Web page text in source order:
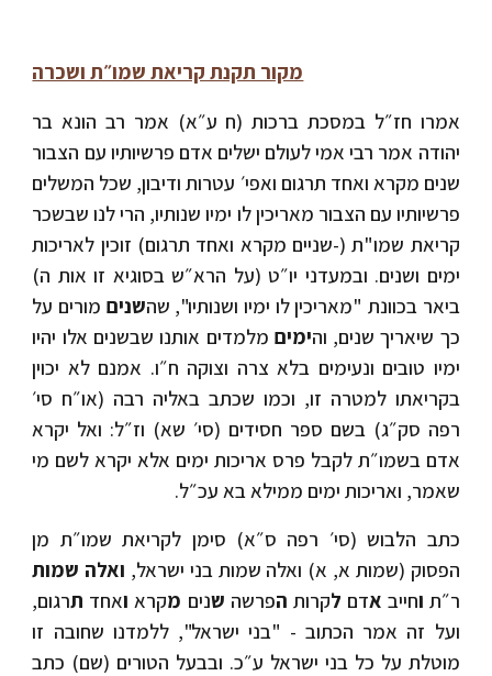
מקור תקנת קריאת שמו״ת ושכרה
אמרו חז״ל במסכת ברכות (ח ע״א) אמר רב הונא בר
יהודה אמר רבי אמי לעולם ישלים אדם פרשיותיו עם הצבור
שנים מקרא ואחד תרגום ואפי׳ עטרות ודיבון, שכל המשלים
פרשיותיו עם הצבור מאריכין לו ימיו שנותיו, הרי לנו שבשכר
קריאת שמו"ת (-שניים מקרא ואחד תרגום) זוכין לאריכות
ימים ושנים. ובמעדני יו״ט (על הרא״ש בסוגיא זו אות ה)
ביאר בכוונת "מאריכין לו ימיו ושנותיו", שהשנים מורים על
כך שיאריך שנים, והימים מלמדים אותנו שבשנים אלו יהיו
ימיו טובים ונעימים בלא צרה וצוקה ח״ו. אמנם לא יכוין
בקריאתו למטרה זו, וכמו שכתב באליה רבה (או״ח סי׳
רפה סק״ג) בשם ספר חסידים (סי׳ שא) וז״ל: ואל יקרא
אדם בשמו״ת לקבל פרס אריכות ימים אלא יקרא לשם מי
שאמר, ואריכות ימים ממילא בא עכ״ל.
כתב הלבוש (סי׳ רפה ס״א) סימן לקריאת שמו״ת מן
הפסוק (שמות א, א) ואלה שמות בני ישראל, ואלה שמות
ר״ת וחייב אדם לקרות הפרשה שנים מקרא ואחד תרגום,
ועל זה אמר הכתוב - "בני ישראל", ללמדנו שחובה זו
מוטלת על כל בני ישראל ע״כ. ובבעל הטורים (שם) כתב